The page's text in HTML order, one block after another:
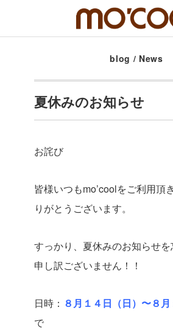
blog / News
夏休みのお知らせ
お詫び
皆様いつもmo’coolをご利用頂
りがとうございます。
すっかり、夏休みのお知らせを
申し訳ございません！！
日時： ８月１４日（日）〜８月
で